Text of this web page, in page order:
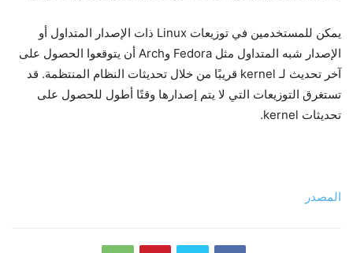
يمكن للمستخدمين في توزيعات Linux ذات الإصدار المتداول أو
الإصدار شبه المتداول مثل Fedora وArch أن يتوقعوا الحصول على
آخر تحديث لـ kernel قريبًا من خلال تحديثات النظام المنتظمة. قد
تستغرق التوزيعات التي لا يتم إصدارها وقتًا أطول للحصول على
تحديثات kernel.
المصدر